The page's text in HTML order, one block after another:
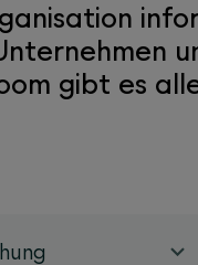
gibt es